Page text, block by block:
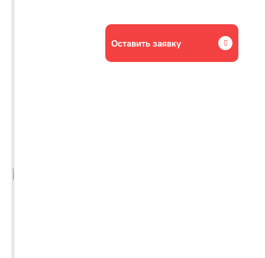
Оставить заявку